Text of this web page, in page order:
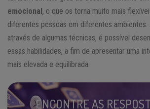
emocional, o que os torna muito mais
diferentes pessoas em diferentes ambientes.
através de algumas técnicas, é possível
essas habilidades, a fim de apresentar uma
mais elevada e equilibrada.
ENCONTRE AS